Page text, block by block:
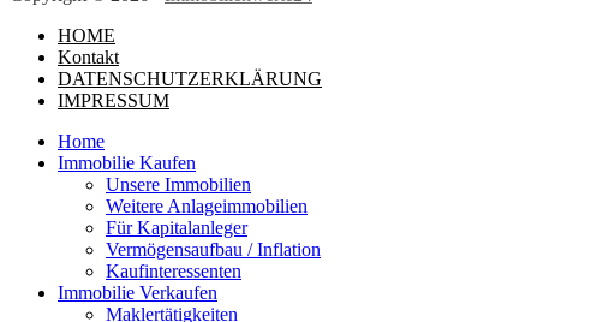
HOME
Kontakt
DATENSCHUTZERKLÄRUNG
IMPRESSUM
Home
Immobilie Kaufen
Unsere Immobilien
Weitere Anlageimmobilien
Für Kapitalanleger
Vermögensaufbau / Inflation
Kaufinteressenten
Immobilie Verkaufen
Maklertätigkeiten